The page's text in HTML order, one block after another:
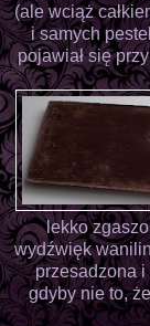
(ale wciąż
i samych
pojawiał się
lekko
wydźwięk
przesadzona i
gdyby nie to,